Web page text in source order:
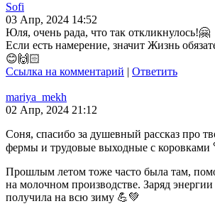
Sofi
03 Апр, 2024 14:52
Юля, очень рада, что так откликнулось!🤗
Если есть намерение, значит Жизнь
😊🙌🏻
Ссылка на комментарий | Ответить
mariya_mekh
02 Апр, 2024 21:12
Соня, спасибо за душевный рассказ про
фермы и трудовые выходные с
Прошлым летом тоже часто была там,
на молочном производстве. Заряд энергии
получила на всю зиму 💪💚